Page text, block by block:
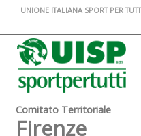
UNIONE ITALIANA SPORT PER
Comitato Territoriale
Firenze